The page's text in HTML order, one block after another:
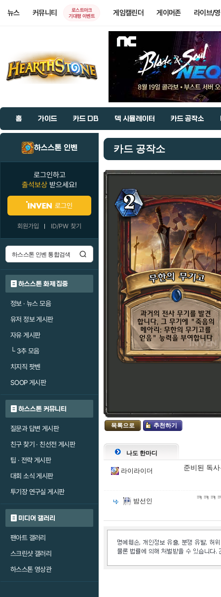
뉴스 커뮤니티
로스트아크
기대평 이벤트
게임캘린더 게이머존 라이브/
홈 가이드 카드 DB 덱 시뮬레이터 카드 공작소
하스스톤 인벤
로그인하고
출석보상 받으세요!
로그인
회원가입 ID/PW 찾기
하스스톤 화제 집중
정보 · 뉴스 모음
유저 정보 게시판
자유 게시판
└3추 모음
치지직 팟벤
SOOP 게시판
하스스톤 커뮤니티
질문과 답변 게시판
친구 찾기 · 친선전 게시판
팁 · 전략 게시판
대회 소식 게시판
투기장 연구실 게시판
미디어 갤러리
팬아트 갤러리
스크린샷 갤러리
하스스톤 영상관
카드 공작소
목록으로 추천하기
나도 한마디
라이라이더 준비된 독
밤선인 ㅋㅋㅋ